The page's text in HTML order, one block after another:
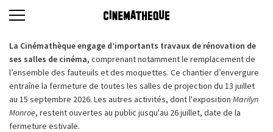
La Cinémathèque engage d’importants travaux de rénovation de
ses salles de cinéma, comprenant notamment le remplacement de
l’ensemble des fauteuils et des moquettes. Ce chantier d’envergure
entraîne la fermeture de toutes les salles de projection du 13 juillet
au 15 septembre 2026. Les autres activités, dont l'exposition Marilyn
Monroe, restent ouvertes au public jusqu'au 26 juillet, date de la
fermeture estivale.